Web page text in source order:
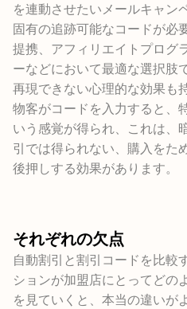
を連動させたいメールキャン
固有の追跡可能なコードが必
提携、アフィリエイトプログ
ーなどにおいて最適な選択肢
再現できない心理的な効果も
物客がコードを入力すると、
いう感覚が得られ、これは、
引では得られない、購入をた
後押しする効果があります。
それぞれの欠点
自動割引と割引コードを比較
ションが加盟店にとってどの
を見ていくと、本当の違いが